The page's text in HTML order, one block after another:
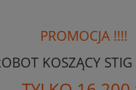
PROMOCJA !!!!
KOSZĄCY